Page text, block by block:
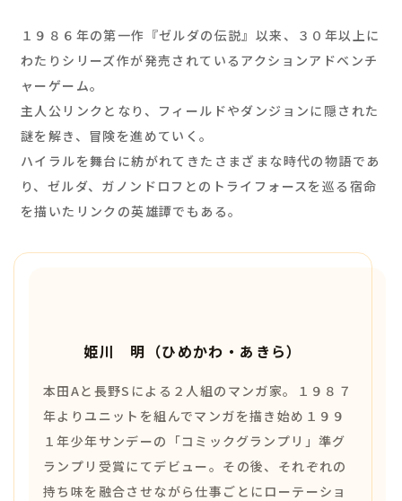
１９８６年の第一作『ゼルダの伝説』以来、３０年以上に
わたりシリーズ作が発売されているアクションアドベンチ
ャーゲーム。
主人公リンクとなり、フィールドやダンジョンに隠された
謎を解き、冒険を進めていく。
ハイラルを舞台に紡がれてきたさまざまな時代の物語であ
り、ゼルダ、ガノンドロフとのトライフォースを巡る宿命
を描いたリンクの英雄譚でもある。
姫川 明（ひめかわ・あきら）
本田Aと長野Sによる２人組のマンガ家。１９８７
年よりユニットを組んでマンガを描き始め１９９
１年少年サンデーの「コミックグランプリ」準グ
ランプリ受賞にてデビュー。その後、それぞれの
持ち味を融合させながら仕事ごとにローテーショ